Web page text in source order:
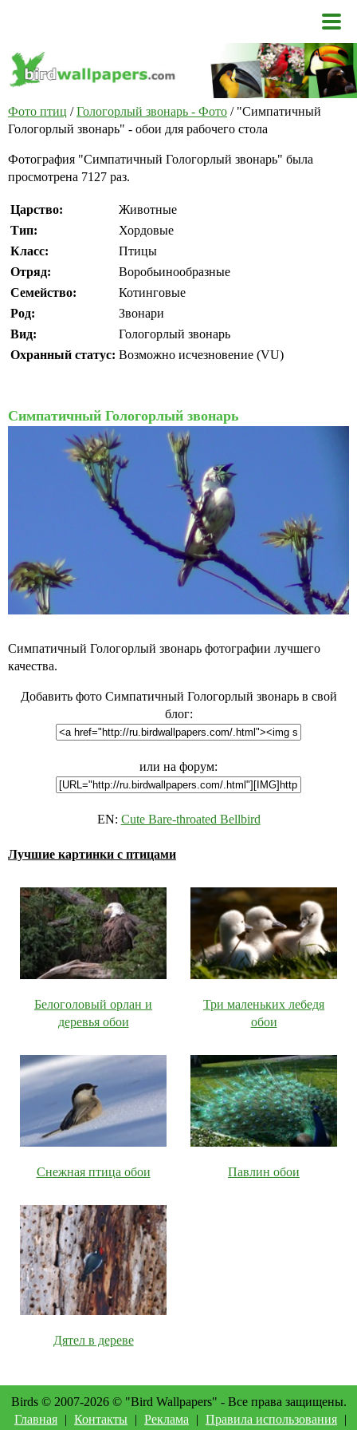
Фото птиц /Гологорлый звонарь - Фото / "Симпатичный
Гологорлый звонарь" - обои для рабочего стола
Фотография "Симпатичный Гологорлый звонарь" была
просмотрена 7127 раз.
Царство:
Животные
Тип:
Хордовые
Класс:
Птицы
Отряд:
Воробьинообразные
Семейство:
Котинговые
Род:
Звонари
Вид:
Гологорлый звонарь
Охранный статус: Возможно исчезновение (VU)
Симпатичный Гологорлый звонарь
Симпатичный Гологорлый звонарь фотографии лучшего
качества.
Добавить фото Симпатичный Гологорлый звонарь в свой
блог:
или на форум:
EN: Cute Bare-throated Bellbird
Лучшие картинки с птицами
Белоголовый орлан и
деревья обои
Три маленьких лебедя
обои
Снежная птица обои Павлин обои
Дятел в дереве
Birds © 2007-2026 © "Bird Wallpapers" - Все права защищены.
Главная | Контакты | Реклама | Правила использования |